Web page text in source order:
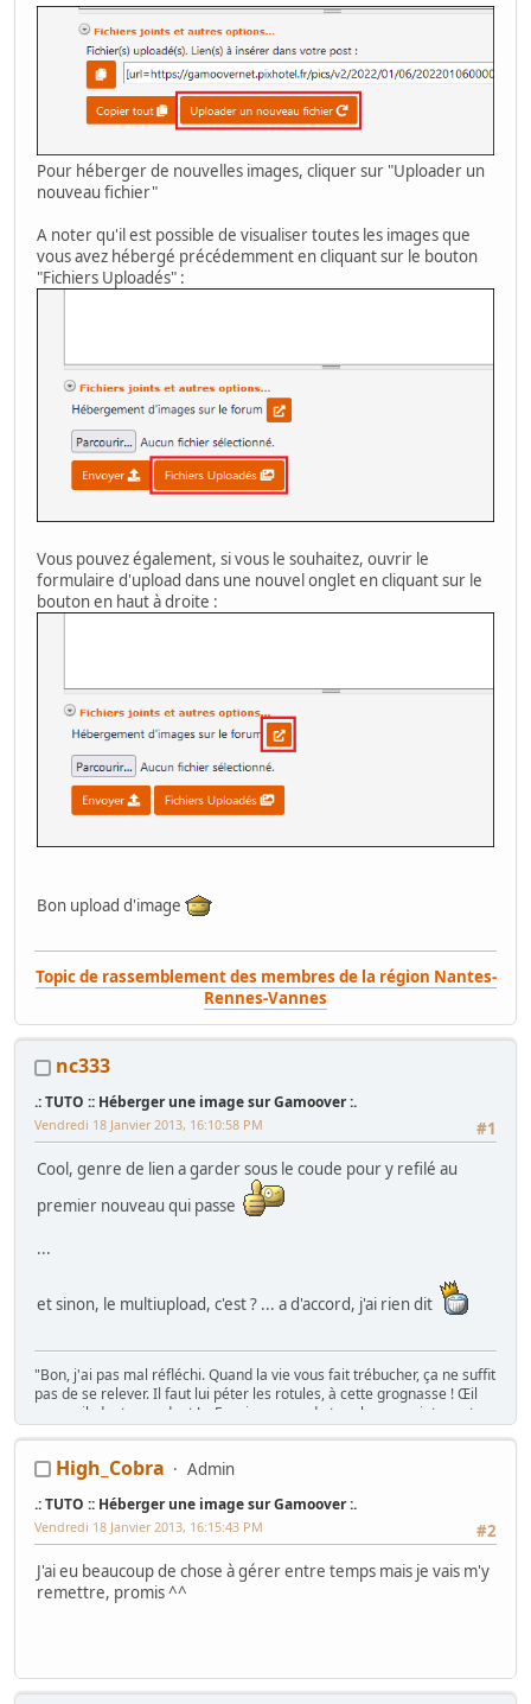
Pour héberger de nouvelles images, cliquer sur "Uploader un
nouveau fichier"
A noter qu'il est possible de visualiser toutes les images que
vous avez hébergé précédemment en cliquant sur le bouton
"Fichiers Uploadés" :
Vous pouvez également, si vous le souhaitez, ouvrir le
formulaire d'upload dans une nouvel onglet en cliquant sur le
bouton en haut à droite :
Bon upload d'image
Topic de rassemblement des membres de la région Nantes-
Rennes-Vannes
_-* GAMOOVER:: CHARTE & REGLEMENT... tout ce qu'il faut savoir ! *-
Recherche tout élément de Jeutel Galaktron
but just RIP" - kos71 2014©
nc333
.: TUTO :: Héberger une image sur Gamoover :.
#1
Vendredi 18 Janvier 2013, 16:10:58 PM
Cool, genre de lien a garder sous le coude pour y refilé au
premier nouveau qui passe
...
et sinon, le multiupload, c'est ? ... a d'accord, j'ai rien dit
"Bon, j'ai pas mal réfléchi. Quand la vie vous fait trébucher, ça ne suffit
pas de se relever. Il faut lui péter les rotules, à cette grognasse ! Œil
pour œil, dent pour dent ! « Essaie un peu de te relever, maintenant,
traînée ! »" Caves Johnson, 1980
La présentation c'estICI
High_Cobra Admin
.: TUTO :: Héberger une image sur Gamoover :.
#2
Vendredi 18 Janvier 2013, 16:15:43 PM
J'ai eu beaucoup de chose à gérer entre temps mais je vais m'y
remettre, promis ^^